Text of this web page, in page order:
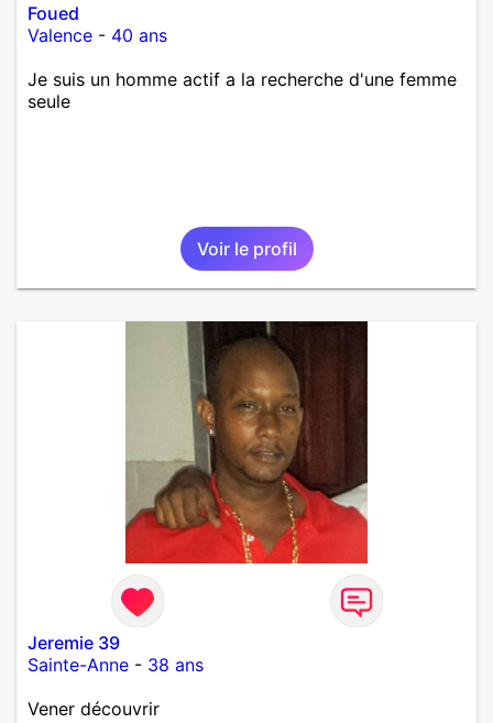
Foued
Valence - 40 ans
Je suis un homme actif a la recherche d'une femme
seule
Voir le profil
Jeremie 39
Sainte-Anne - 38 ans
Vener découvrir